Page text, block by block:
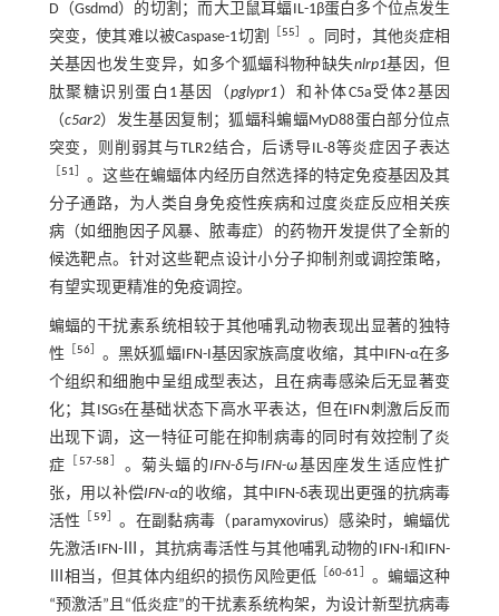
D（Gsdmd）的切割；而大卫鼠耳蝠IL-1β蛋白多个位点发生
突变，使其难以被Caspase-1切割
［55
。同时，其他炎症相
关基因也发生变异，如多个狐蝠科物种缺失nlrp1基因，但
肽聚糖识别蛋白1基因（pglypr1 ）和补体C5a受体2基因
（c5ar2）发生基因复制；狐蝠科蝙蝠MyD88蛋白部分位点
突变，则削弱其与TLR2结合，后诱导IL-8等炎症因子表达
51
。这些在蝙蝠体内经历自然选择的特定免疫基因及其
分子通路，为人类自身免疫性疾病和过度炎症反应相关疾
病（如细胞因子风暴、脓毒症）的药物开发提供了全新的
候选靶点。针对这些靶点设计小分子抑制剂或调控策略，
有望实现更精准的免疫调控。
蝙蝠的干扰素系统相较于其他哺乳动物表现出显著的独特
性
56］ 。黑妖狐蝠IFN-I基因家族高度收缩，其中IFN-α在多
个组织和细胞中呈组成型表达，且在病毒感染后无显著变
化；其ISGs在基础状态下高水平表达，但在IFN刺激后反而
出现下调，这一特征可能在抑制病毒的同时有效控制了炎
症 ［57-58 。菊头蝠的IFN-δ与IFN-ω基因座发生适应性扩
张，用以补偿IFN-α的收缩，其中IFN-δ表现出更强的抗病毒
活性
59］ 。在副黏病毒（paramyxovirus）感染时，蝙蝠优
先激活IFN-Ⅲ，其抗病毒活性与其他哺乳动物的IFN-I和IFN-
Ⅲ相当，但其体内组织的损伤风险更低 ［60-61
。蝙蝠这种
“预激活”且“低炎症”的干扰素系统构架，为设计新型抗病毒